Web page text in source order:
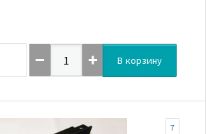
В корзину
7